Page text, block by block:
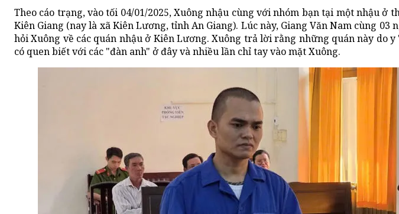
Theo cáo trạng, vào tối 04/01/2025, Xuông nhậu cùng với nhóm bạn tại một nhậu
Kiên Giang (nay là xã Kiên Lương, tỉnh An Giang). Lúc này, Giang Văn Nam cùng 03
hỏi Xuông về các quán nhậu ở Kiên Lương. Xuông trả lời rằng những quán này do
có quen biết với các "đàn anh" ở đây và nhiều lần chỉ tay vào mặt Xuông.